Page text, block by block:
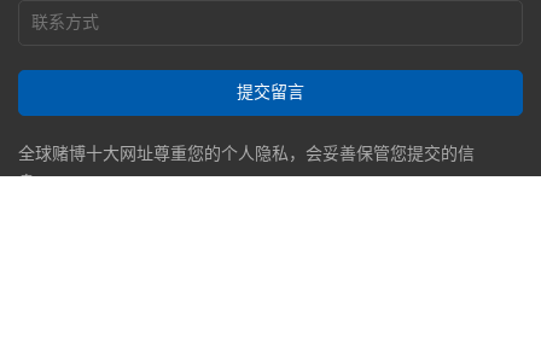
提交留言
全球赌博十大网址尊重您的个人隐私，会妥善保管您提交的信